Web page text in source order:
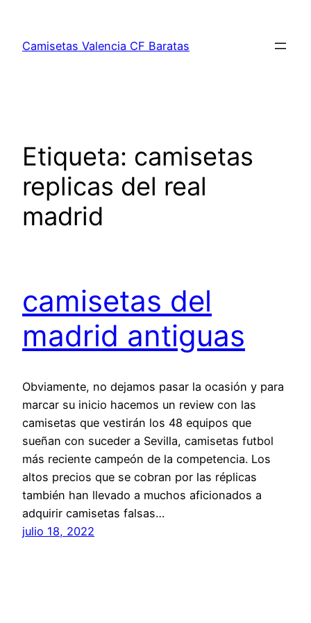
contenido
Camisetas Valencia CF Baratas
Etiqueta: camisetas
replicas del real
madrid
camisetas del
madrid antiguas
Obviamente, no dejamos pasar la ocasión y para
marcar su inicio hacemos un review con las
camisetas que vestirán los 48 equipos que
sueñan con suceder a Sevilla, camisetas futbol
más reciente campeón de la competencia. Los
altos precios que se cobran por las réplicas
también han llevado a muchos aficionados a
adquirir camisetas falsas…
julio 18, 2022